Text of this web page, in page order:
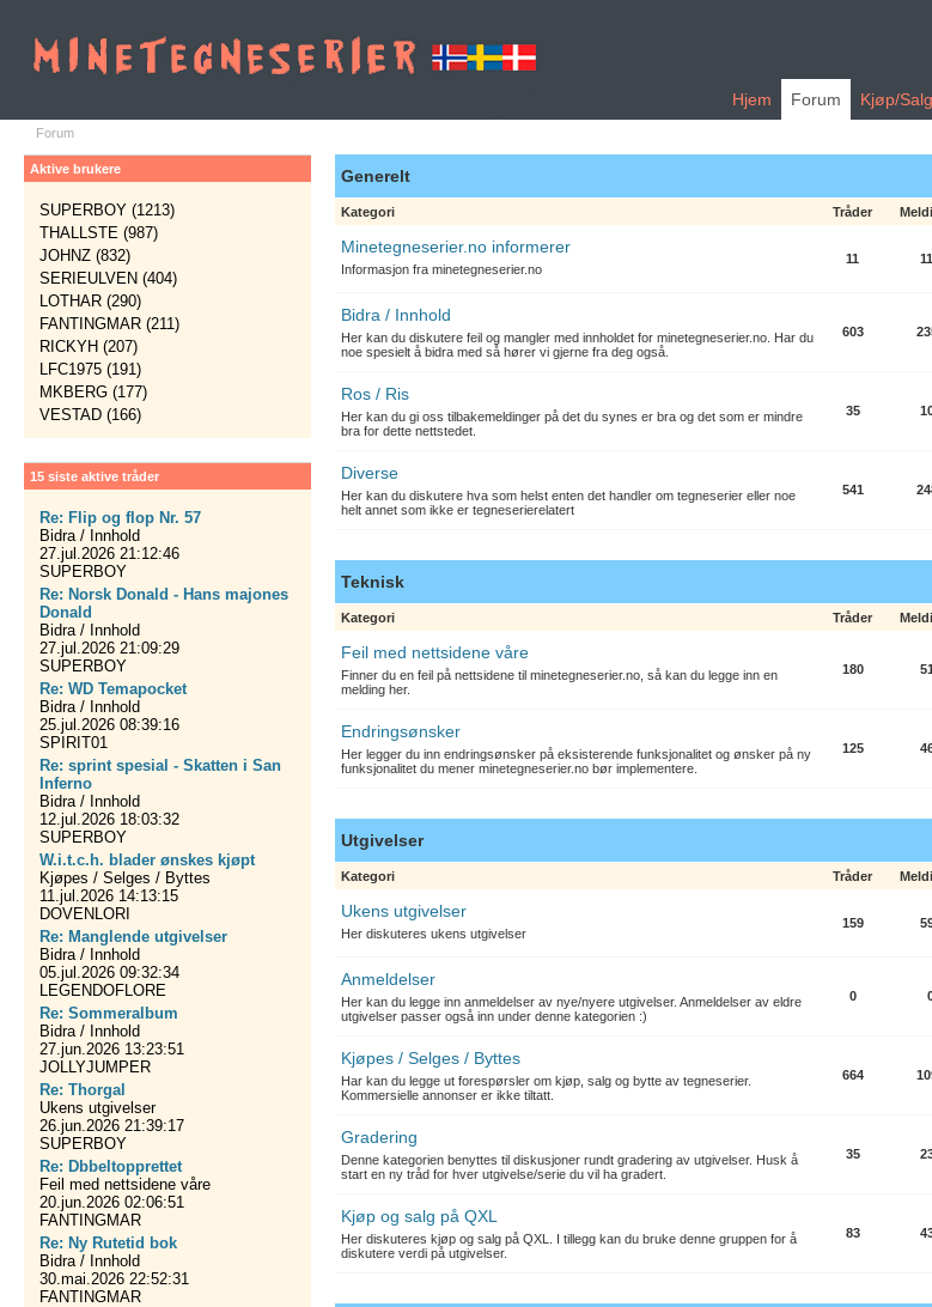
Hjem Forum Kjøp/Salg
Forum
Aktive brukere
SUPERBOY (1213)
THALLSTE (987)
JOHNZ (832)
SERIEULVEN (404)
LOTHAR (290)
FANTINGMAR (211)
RICKYH (207)
LFC1975 (191)
MKBERG (177)
VESTAD (166)
15 siste aktive tråder
Re: Flip og flop Nr. 57
Bidra / Innhold
27.jul.2026 21:12:46
SUPERBOY
Re: Norsk Donald - Hans majones
Donald
Bidra / Innhold
27.jul.2026 21:09:29
SUPERBOY
Re: WD Temapocket
Bidra / Innhold
25.jul.2026 08:39:16
SPIRIT01
Re: sprint spesial - Skatten i San
Inferno
Bidra / Innhold
12.jul.2026 18:03:32
SUPERBOY
W.i.t.c.h. blader ønskes kjøpt
Kjøpes / Selges / Byttes
11.jul.2026 14:13:15
DOVENLORI
Re: Manglende utgivelser
Bidra / Innhold
05.jul.2026 09:32:34
LEGENDOFLORE
Re: Sommeralbum
Bidra / Innhold
27.jun.2026 13:23:51
JOLLYJUMPER
Re: Thorgal
Ukens utgivelser
26.jun.2026 21:39:17
SUPERBOY
Re: Dbbeltopprettet
Feil med nettsidene våre
20.jun.2026 02:06:51
FANTINGMAR
Re: Ny Rutetid bok
Bidra / Innhold
30.mai.2026 22:52:31
FANTINGMAR
Generelt
Kategori Tråder
Minetegneserier.no informerer
Informasjon fra minetegneserier.no
11
Bidra / Innhold
Her kan du diskutere feil og mangler med innholdet for minetegneserier.no. Har du
noe spesielt å bidra med så hører vi gjerne fra deg også.
603
Ros / Ris
Her kan du gi oss tilbakemeldinger på det du synes er bra og det som er mindre
bra for dette nettstedet.
35
Diverse
Her kan du diskutere hva som helst enten det handler om tegneserier eller noe
helt annet som ikke er tegneserierelatert
541
Teknisk
Kategori Tråder
Feil med nettsidene våre
Finner du en feil på nettsidene til minetegneserier.no, så kan du legge inn en
melding her.
180
Endringsønsker
Her legger du inn endringsønsker på eksisterende funksjonalitet og ønsker på ny
funksjonalitet du mener minetegneserier.no bør implementere.
125
Utgivelser
Kategori Tråder
Ukens utgivelser
Her diskuteres ukens utgivelser
159
Anmeldelser
Her kan du legge inn anmeldelser av nye/nyere utgivelser. Anmeldelser av eldre
utgivelser passer også inn under denne kategorien :)
0
Kjøpes / Selges / Byttes
Har kan du legge ut forespørsler om kjøp, salg og bytte av tegneserier.
Kommersielle annonser er ikke tiltatt.
664
Gradering
Denne kategorien benyttes til diskusjoner rundt gradering av utgivelser. Husk å
start en ny tråd for hver utgivelse/serie du vil ha gradert.
35
Kjøp og salg på QXL
Her diskuteres kjøp og salg på QXL. I tillegg kan du bruke denne gruppen for å
diskutere verdi på utgivelser.
83